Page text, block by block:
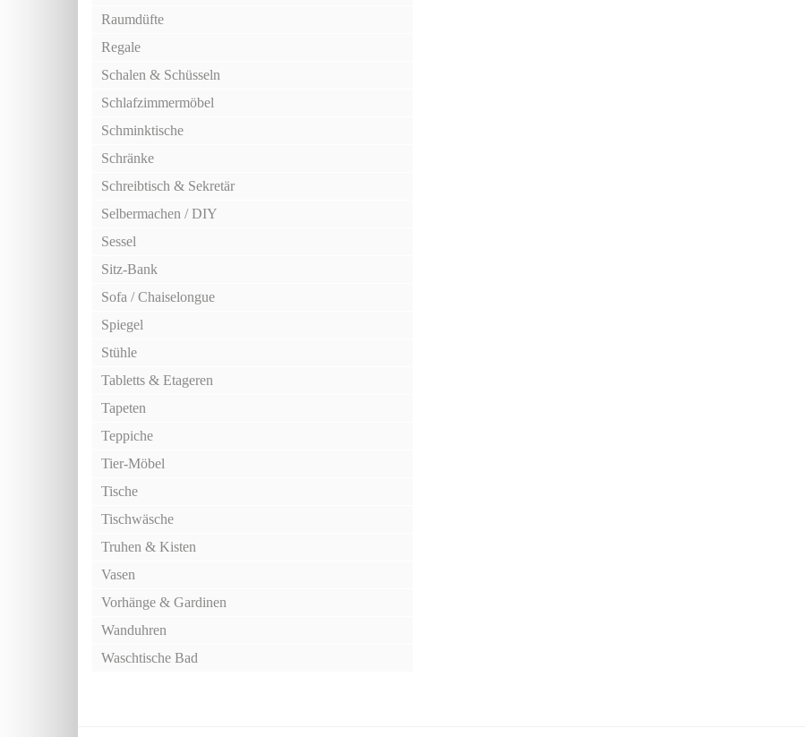
Raumdüfte
Regale
Schalen & Schüsseln
Schlafzimmermöbel
Schminktische
Schränke
Schreibtisch & Sekretär
Selbermachen / DIY
Sessel
Sitz-Bank
Sofa / Chaiselongue
Spiegel
Stühle
Tabletts & Etageren
Tapeten
Teppiche
Tier-Möbel
Tische
Tischwäsche
Truhen & Kisten
Vasen
Vorhänge & Gardinen
Wanduhren
Waschtische Bad